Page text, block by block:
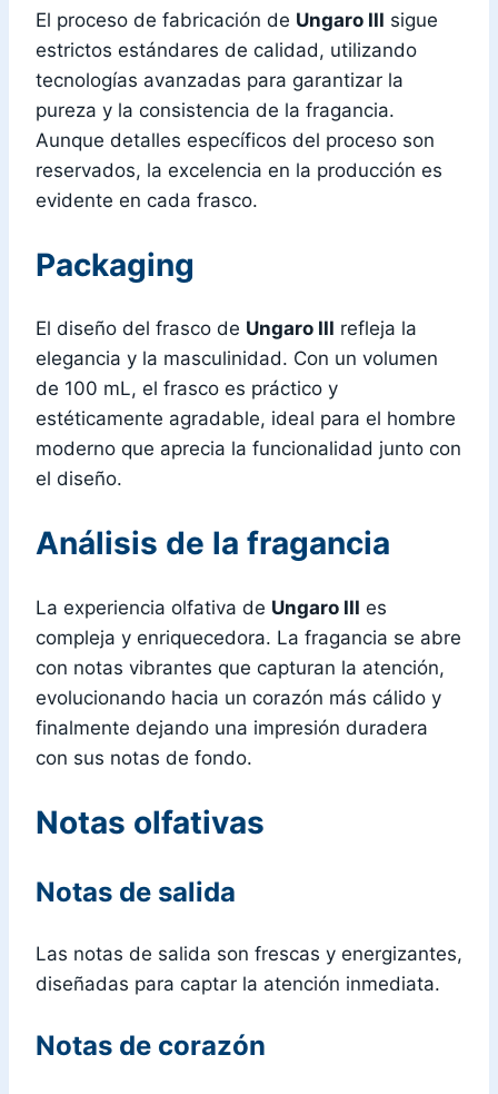
El proceso de fabricación de Ungaro III sigue
estrictos estándares de calidad, utilizando
tecnologías avanzadas para garantizar la
pureza y la consistencia de la fragancia.
Aunque detalles específicos del proceso son
reservados, la excelencia en la producción es
evidente en cada frasco.
Packaging
El diseño del frasco de Ungaro III refleja la
elegancia y la masculinidad. Con un volumen
de 100 mL, el frasco es práctico y
estéticamente agradable, ideal para el hombre
moderno que aprecia la funcionalidad junto con
el diseño.
Análisis de la fragancia
La experiencia olfativa de Ungaro III es
compleja y enriquecedora. La fragancia se abre
con notas vibrantes que capturan la atención,
evolucionando hacia un corazón más cálido y
finalmente dejando una impresión duradera
con sus notas de fondo.
Notas olfativas
Notas de salida
Las notas de salida son frescas y energizantes,
diseñadas para captar la atención inmediata.
Notas de corazón